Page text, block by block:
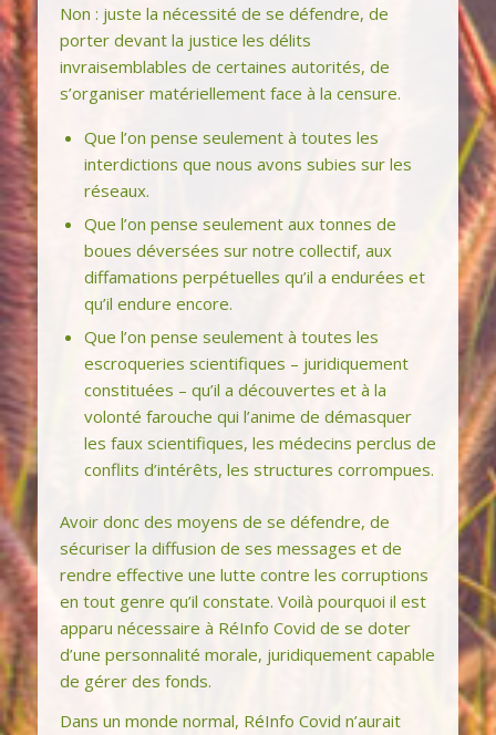
Non : juste la nécessité de se défendre, de
porter devant la justice les délits
invraisemblables de certaines autorités, de
s’organiser matériellement face à la censure.
Que l’on pense seulement à toutes les
interdictions que nous avons subies sur les
réseaux.
Que l’on pense seulement aux tonnes de
boues déversées sur notre collectif, aux
diffamations perpétuelles qu’il a endurées et
qu’il endure encore.
Que l’on pense seulement à toutes les
escroqueries scientifiques – juridiquement
constituées – qu’il a découvertes et à la
volonté farouche qui l’anime de démasquer
les faux scientifiques, les médecins perclus de
conflits d’intérêts, les structures corrompues.
Avoir donc des moyens de se défendre, de
sécuriser la diffusion de ses messages et de
rendre effective une lutte contre les corruptions
en tout genre qu’il constate. Voilà pourquoi il est
apparu nécessaire à RéInfo Covid de se doter
d’une personnalité morale, juridiquement capable
de gérer des fonds.
Dans un monde normal, RéInfo Covid n’aurait